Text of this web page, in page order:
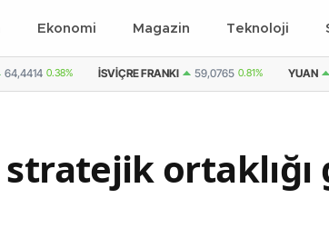
Ekonomi Magazin Teknoloji
64,4414 0.38% İSVIÇRE FRANKI 59,0765 0.81% YUAN
stratejik